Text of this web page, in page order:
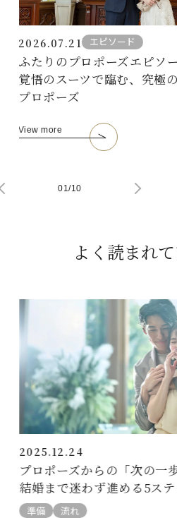
2026.07.21 エピソード
ふたりのプロポーズエピソ
覚悟のスーツで臨む、究極
プロポーズ
View more
01/10
よく読まれ
2025.12.24
プロポーズからの「次の一
結婚まで迷わず進める5ス
準備 流れ